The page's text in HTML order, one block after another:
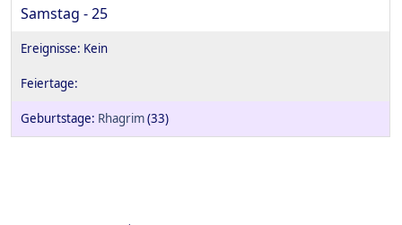
Samstag - 25
Rhagrim(33)